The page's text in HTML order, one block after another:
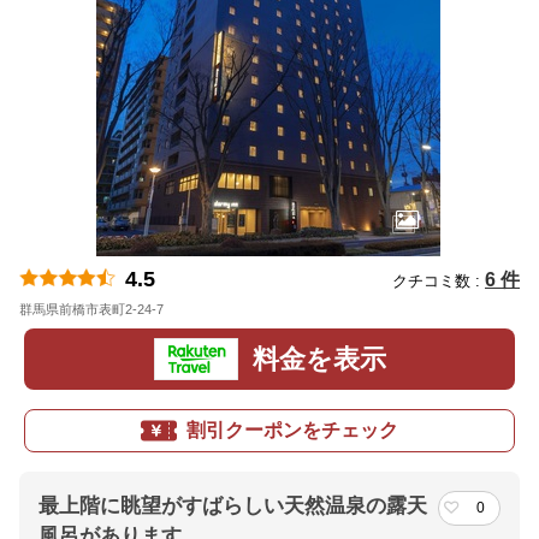
4.5 クチコミ数 : 6 件
群馬県前橋市表町2-24-7
料金を表示
割引クーポンをチェック
最上階に眺望がすばらしい天然温泉の露天
0